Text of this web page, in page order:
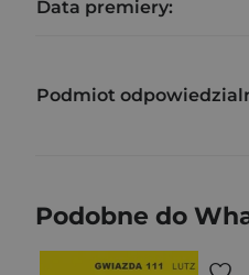
Data premiery:
Podmiot
Podobne do